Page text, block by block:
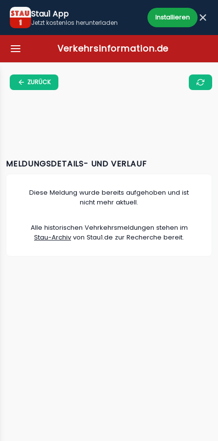
Stau1 App
Jetzt kostenlos herunterladen
Installieren
Verkehrsinformation.de
ZURÜCK
MELDUNGSDETAILS- UND VERLAUF
Diese Meldung wurde bereits aufgehoben und ist
nicht mehr aktuell.
Alle historischen Vehrkehrsmeldungen stehen im
Stau-Archiv von Stau1.de zur Recherche bereit.